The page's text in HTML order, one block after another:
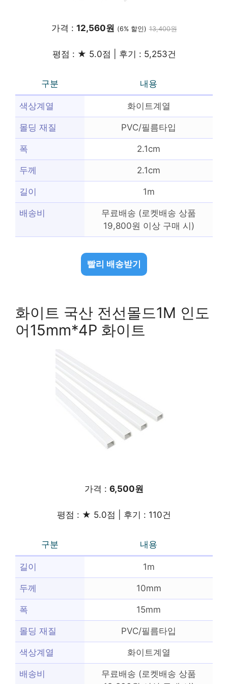
가격 : 12,560원 (6% 할인) 13,400원
평점 : ★ 5.0점 | 후기 : 5,253건
구분 내용
색상계열 화이트계열
몰딩 재질 PVC/필름타입
폭 2.1cm
두께 2.1cm
길이 1m
배송비
무료배송 (로켓배송 상품
19,800원 이상 구매 시)
빨리 배송받기
화이트 국산 전선몰드1M 인도
어15mm*4P 화이트
가격 : 6,500원
평점 : ★ 5.0점 | 후기 : 110건
구분 내용
길이 1m
두께 10mm
폭 15mm
몰딩 재질 PVC/필름타입
색상계열 화이트계열
배송비
무료배송 (로켓배송 상품